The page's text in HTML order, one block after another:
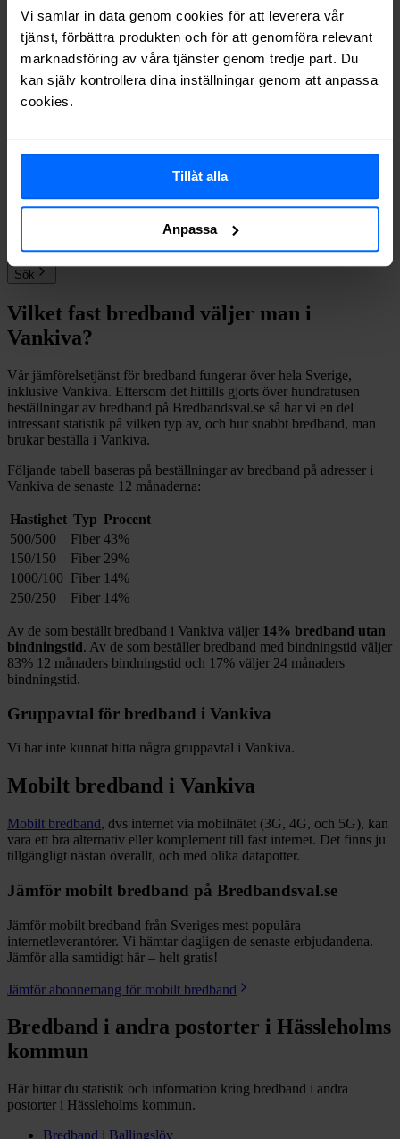
Vi samlar in data genom cookies för att leverera vår
tjänst, förbättra produkten och för att genomföra relevant
marknadsföring av våra tjänster genom tredje part. Du
kan själv kontrollera dina inställningar genom att anpassa
cookies.
Tillåt alla
Anpassa
Net at Once Fiber
71%
Allente
Fiber
70%
Fiber
Comviq
Fiber
39%
Telenor
Om du vill se exakt vilka internetleverantörer som erbjuder
bredband på din adress iVankivapå Bredbandsval.se är det bara att
göra en snabb sökning här:
Sök
Vilket fast bredband väljer man i
Vankiva?
Vår jämförelsetjänst för bredband fungerar över hela Sverige,
inklusive Vankiva. Eftersom det hittills gjorts över hundratusen
beställningar av bredband på Bredbandsval.se så har vi en del
intressant statistik på vilken typ av, och hur snabbt bredband, man
brukar beställa i Vankiva.
Följande tabell baseras på beställningar av bredband på adresser i
Vankiva de senaste 12 månaderna:
Hastighet Typ Procent
500/500
Fiber 43%
150/150
Fiber 29%
1000/100 Fiber 14%
250/250
Fiber 14%
Av de som beställt bredband i Vankiva väljer 14% bredband utan
bindningstid. Av de som beställer bredband med bindningstid väljer
83% 12 månaders bindningstid och 17% väljer 24 månaders
bindningstid.
Gruppavtal för bredband i Vankiva
Vi har inte kunnat hitta några gruppavtal i Vankiva.
Mobilt bredband i Vankiva
Mobilt bredband, dvs internet via mobilnätet (3G, 4G, och 5G), kan
vara ett bra alternativ eller komplement till fast internet. Det finns ju
tillgängligt nästan överallt, och med olika datapotter.
Jämför mobilt bredband på Bredbandsval.se
Jämför mobilt bredband från Sveriges mest populära
internetleverantörer. Vi hämtar dagligen de senaste erbjudandena.
Jämför alla samtidigt här – helt gratis!
Jämför abonnemang för mobilt bredband
Bredband i andra postorter i Hässleholms
kommun
Här hittar du statistik och information kring bredband i andra
postorter i Hässleholms kommun.
Bredband i Ballingslöv